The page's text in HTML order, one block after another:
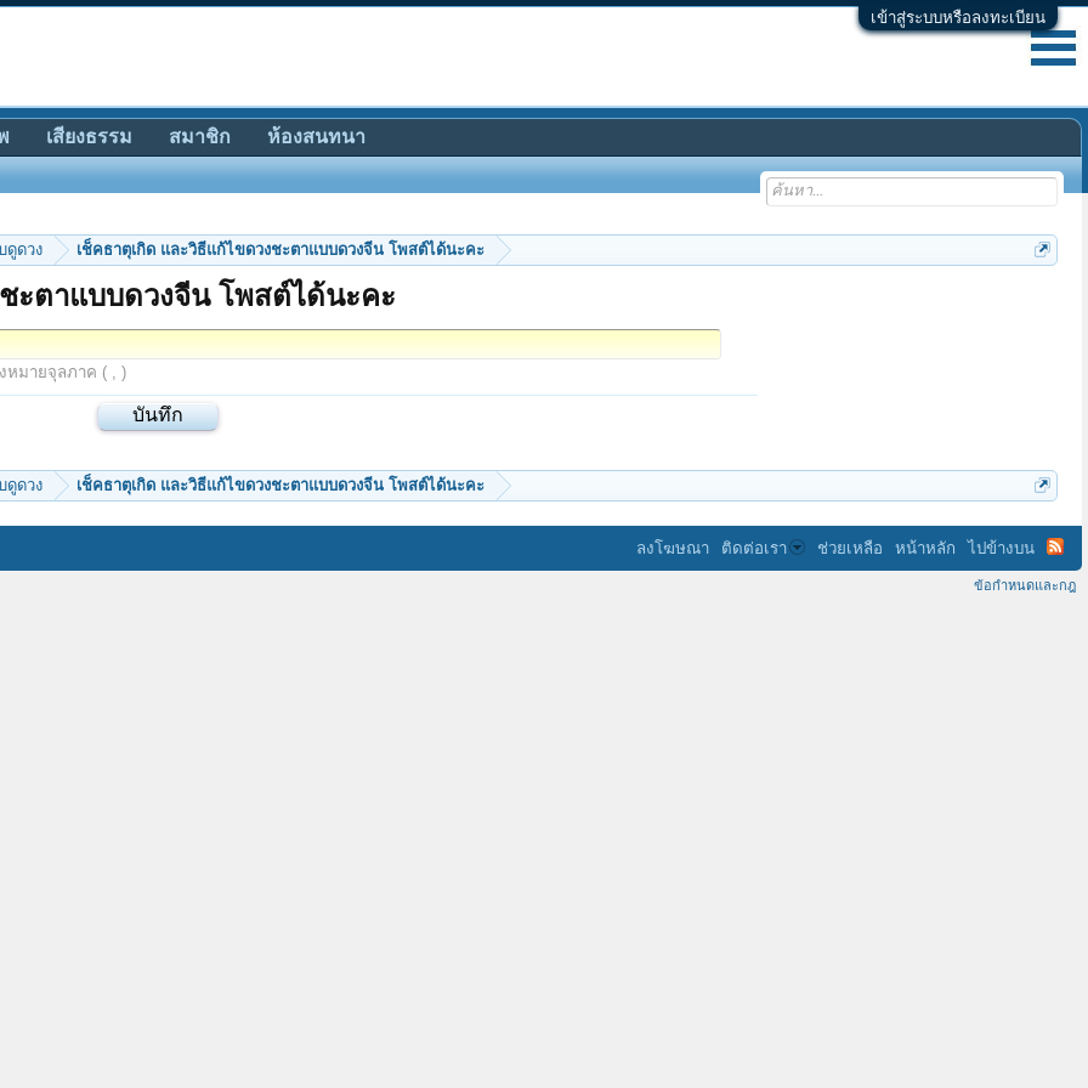
เข้าสู่ระบบหรือลงทะเบียน
ดูดวง เช็คธาตุเกิด และวิธีแก้ไขดวงชะตาแบบดวงจีน โพสต์ได้นะคะ
ะตาแบบดวงจีน โพสต์ได้นะคะ
หมายจุลภาค ( , )
ดูดวง เช็คธาตุเกิด และวิธีแก้ไขดวงชะตาแบบดวงจีน โพสต์ได้นะคะ
เสียงธรรม สมาชิก ห้องสนทนา
ลงโฆษณา ติดต่อเรา ช่วยเหลือ หน้าหลัก ไปข้างบน
ข้อกำหนดและกฎ